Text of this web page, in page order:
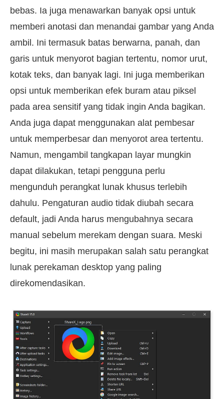
bebas. Ia juga menawarkan banyak opsi untuk
memberi anotasi dan menandai gambar yang Anda
ambil. Ini termasuk batas berwarna, panah, dan
garis untuk menyorot bagian tertentu, nomor urut,
kotak teks, dan banyak lagi. Ini juga memberikan
opsi untuk memberikan efek buram atau piksel
pada area sensitif yang tidak ingin Anda bagikan.
Anda juga dapat menggunakan alat pembesar
untuk memperbesar dan menyorot area tertentu.
Namun, mengambil tangkapan layar mungkin
dapat dilakukan, tetapi pengguna perlu
mengunduh perangkat lunak khusus terlebih
dahulu. Pengaturan audio tidak diubah secara
default, jadi Anda harus mengubahnya secara
manual sebelum merekam dengan suara. Meski
begitu, ini masih merupakan salah satu perangkat
lunak perekaman desktop yang paling
direkomendasikan.